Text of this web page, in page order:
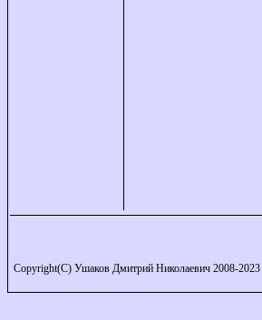
Copyright(C) Ушаков Дмитрий Николаевич 2008-2023